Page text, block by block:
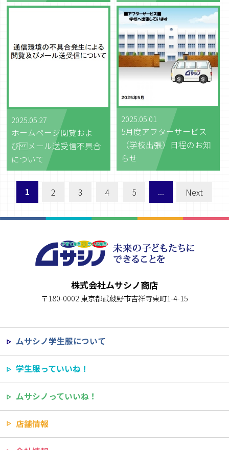
2025.05.27
ホームページ閲覧およ
び メール送受信不具合
について
2025.05.01
5月度アフターサービス
（学校出張）日程のお知
らせ
1 2 3 4 5 ... Next
株式会社ムサシノ商店
〒180-0002 東京都武蔵野市吉祥寺東町1-4-15
ムサシノ学生服について
学生服っていいね！
ムサシノっていいね！
店舗情報